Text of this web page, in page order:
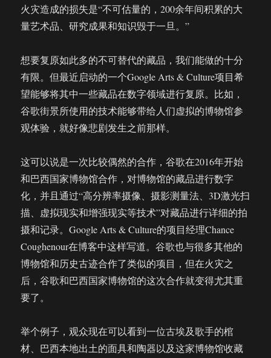
镜
业
用
场
景
火灾造成的损失是“不可估量的，200余年间积累的大
量艺术品、研究成果和知识毁于一旦。”
想要复原如此多的不可替代的藏品，我们能做的十分
有限。但最近启动的一个Google Arts & Culture项目希
望能够将其中一些藏品在数字领域进行复原。比如，
谷歌街景所使用的技术能够带给人们虚拟的博物馆参
观体验，就好像悲剧发生之前那样。
这可以说是一次比较偶然的合作，谷歌在2016年开始
和巴西国家博物馆合作，对博物馆的藏品进行数字
化，并且通过“高分辨率摄像、摄影测量法、3D激光扫
描、虚拟现实和增强现实等技术”对藏品进行详细的拍
摄和记录。Google Arts & Culture的项目经理Chance
Coughenour在博客中这样写道。谷歌也与很多其他的
博物馆和历史古迹合作了类似的项目，但在火灾之
后，谷歌和巴西国家博物馆的这次合作就变得尤其重
要了。
举个例子，观众现在可以看到一位古埃及歌手的棺
材、巴西本地出土的面具和陶器以及这家博物馆收藏